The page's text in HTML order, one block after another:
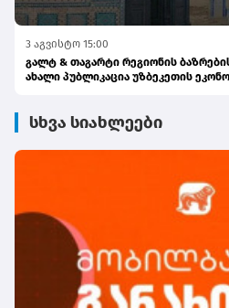
3 აგვისტო 15:00
გალტ & თაგარტი რეგიონის
ახალი პუბლიკაცია უზბეკეთის
სხვა სიახლეები